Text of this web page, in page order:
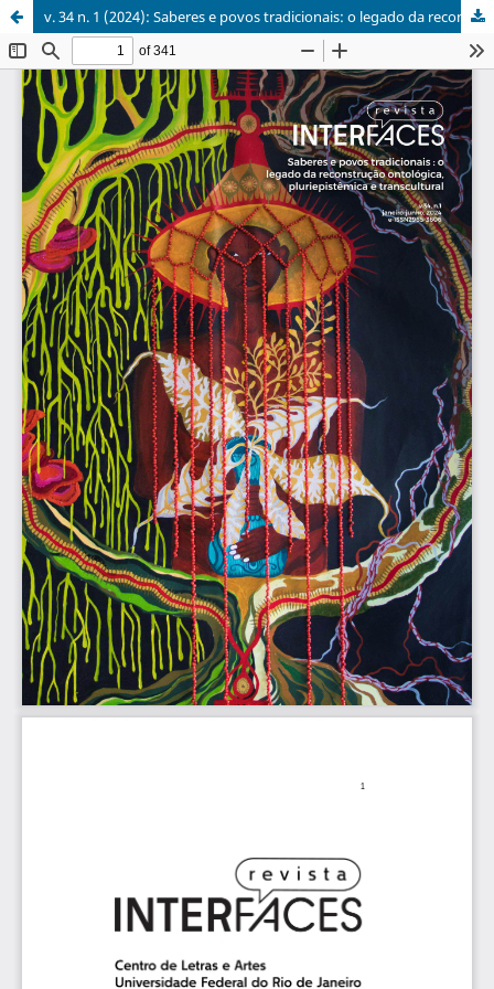
v. 34 n. 1 (2024): Saberes e povos tradicionais: o legado da reconstrução ontológica, pluriepistêmica e transcultural